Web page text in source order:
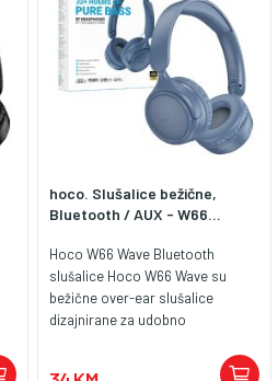
hoco. Slušalice bežične,
Bluetooth / AUX - W66...
Hoco W66 Wave Bluetooth
slušalice Hoco W66 Wave su
bežične over-ear slušalice
dizajnirane za udobno
gledanje sadržaja i obavljanje